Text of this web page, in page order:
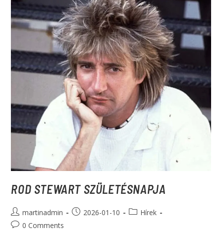
ROD STEWART SZÜLETÉSNAPJA
martinadmin 2026-01-10
Hírek
0 Comments